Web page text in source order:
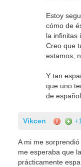
Estoy
cómo de
la infinitas
Creo que
estamos,
Y tan
que uno
de
Vikcen +1
A mi me
me esperaba que
prácticamente